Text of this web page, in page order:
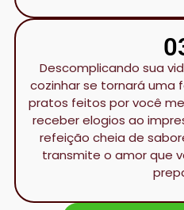
Descomplicando sua
cozinhar se tornará uma
pratos feitos por você
receber elogios ao
refeição cheia de
transmite o amor que